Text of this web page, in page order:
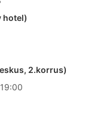
hotel)
2.korrus)